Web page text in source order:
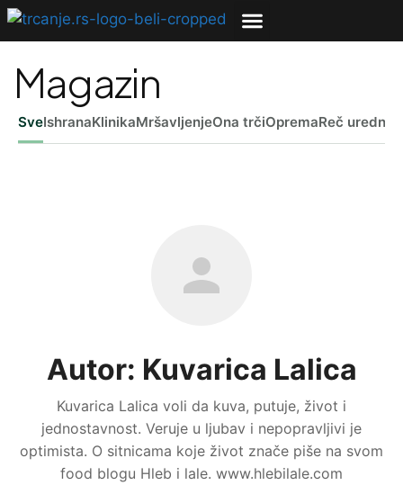
Magazin
SveIshranaKlinikaMršavljenjeOna trčiOpremaReč
Autor: Kuvarica Lalica
Kuvarica Lalica voli da kuva, putuje, život i
jednostavnost. Veruje u ljubav i nepopravljivi je
optimista. O sitnicama koje život znače piše na svom
food blogu Hleb i lale. www.hlebilale.com